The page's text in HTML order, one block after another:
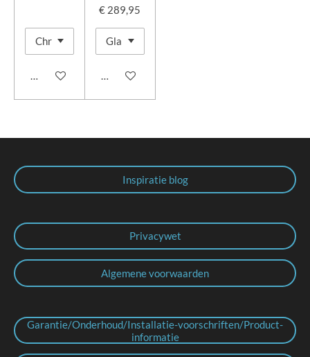
In winkelwagen
€ 289,95
In winkelwagen
Inspiratie blog
Privacywet
Algemene voorwaarden
Garantie/Onderhoud/Installatie-voorschriften/Product-
informatie